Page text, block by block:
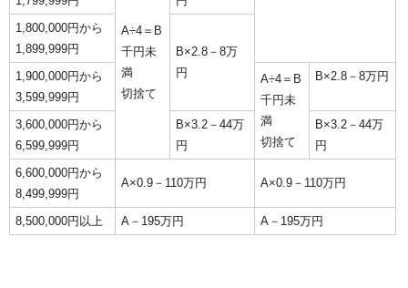
A÷4＝B
千円未
満
切捨て
1,800,000円から
1,899,999円
B×2.8－8万
円
1,900,000円から
3,599,999円
A÷4＝B
千円未
満
切捨て
B×2.8－8万円
3,600,000円から
6,599,999円
B×3.2－44万
円
B×3.2－44万
円
6,600,000円から
8,499,999円
A×0.9－110万円 A×0.9－110万円
8,500,000円以上 A－195万円 A－195万円